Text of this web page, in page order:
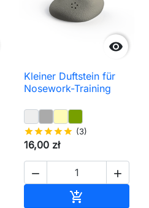

Kleiner Duftstein für
Nosework-Training
starstarstarstarstar (3)
16,00 zł
 
